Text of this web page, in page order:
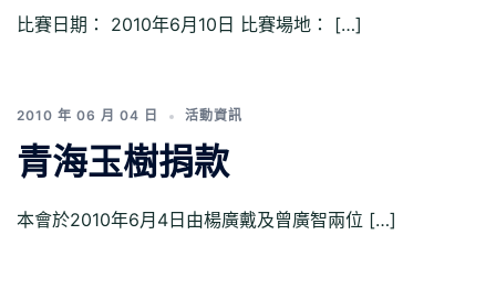
比賽日期： 2010年6月10日 比賽場地： […]
2010 年 06 月 04 日 活動資訊
青海玉樹捐款
本會於2010年6月4日由楊廣戴及曾廣智兩位 […]